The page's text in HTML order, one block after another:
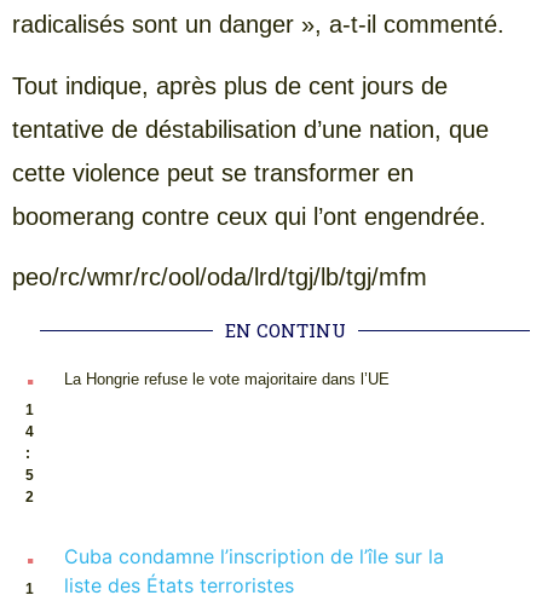
radicalisés sont un danger », a-t-il commenté.
Tout indique, après plus de cent jours de
tentative de déstabilisation d’une nation, que
cette violence peut se transformer en
boomerang contre ceux qui l’ont engendrée.
peo/rc/wmr/rc/ool/oda/lrd/tgj/lb/tgj/mfm
EN CONTINU
.
1
4
:
5
2
La Hongrie refuse le vote majoritaire dans l’UE
.
1
Cuba condamne l’inscription de l’île sur la
liste des États terroristes